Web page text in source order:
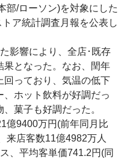
部/ローソン)を対象にした
ア統計調査月報を公表し
影響により、全店･既存
果となった。なお、閏年
回っており、気温の低下
ホット飲料が好調だっ
菓子も好調だった。
億9400万円(前年同月比
来店客数11億4982万人
、平均客単価741.2円(同